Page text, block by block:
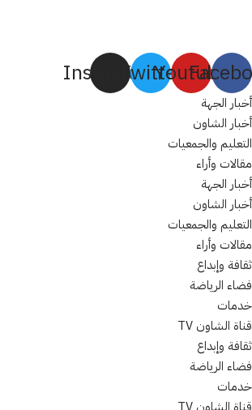
Youtube
Twitter
Instagram
أخبار الجهة
أخبار الشاون
التعليم والجمعيات
مقالات وأراء
أخبار الجهة
أخبار الشاون
التعليم والجمعيات
مقالات وأراء
ثقافة وإبداع
فضاء الرياضة
خدمات
قناة الشاون TV
ثقافة وإبداع
فضاء الرياضة
خدمات
قناة الشاون TV